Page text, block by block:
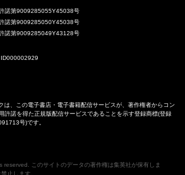
諾第9009285055Y45038号
諾第9009285050Y45038号
諾第9009285049Y43128号
は、この電子書店・電子書籍配信サービスが、著作権者からコン
許諾を得た正規版配信サービスであることを示す登録商標(登録
号)です。
reserved. このサイトのデータの著作権は集英社が保有しま
止します。